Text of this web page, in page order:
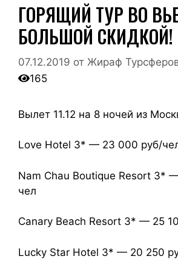
ГОРЯЩИЙ ТУР ВО
БОЛЬШОЙ СКИДКОЙ!
07.12.2019 от Жираф
165
Вылет 11.12 на 8 ночей из
Love Hotel 3* — 23 000 руб/
Nam Chau Boutique Resort 3*
чел
Canary Beach Resort 3* — 25
Lucky Star Hotel 3* — 20 250